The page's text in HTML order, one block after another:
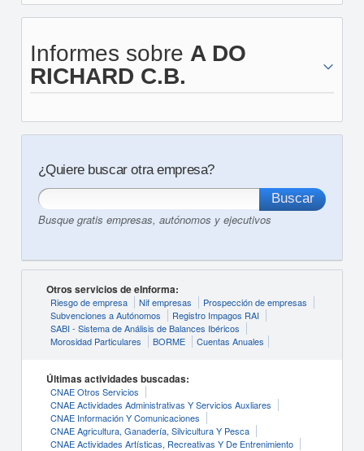
Informes sobre A DO
RICHARD C.B.
¿Quiere buscar otra empresa?
Busque gratis empresas, autónomos y ejecutivos
Otros servicios de eInforma:
Riesgo de empresa Nif empresas
Prospección de empresas
Subvenciones a Autónomos
Registro Impagos RAI
SABI - Sistema de Análisis de Balances Ibéricos
Morosidad Particulares
BORME Cuentas Anuales
Últimas actividades buscadas:
CNAE Otros Servicios
CNAE Actividades Administrativas Y Servicios Auxliares
CNAE Información Y Comunicaciones
CNAE Agricultura, Ganadería, Silvicultura Y Pesca
CNAE Actividades Artísticas, Recreativas Y De Entrenimiento